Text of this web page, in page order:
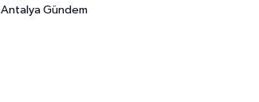
Antalya Gündem